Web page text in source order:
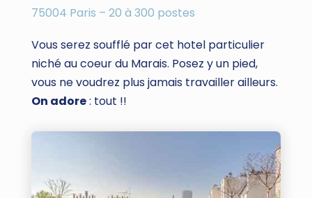
75004 Paris – 20 à 300 postes
Vous serez soufflé par cet hotel particulier
niché au coeur du Marais. Posez y un pied,
vous ne voudrez plus jamais travailler ailleurs.
On adore: tout !!